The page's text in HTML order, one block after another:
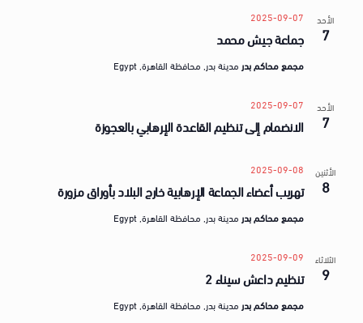
الأحد
7 جماعة جيش محمد
2025-09-07
مجمع محاكم بدر مدينة بدر, محافظة القاهرة, Egypt
الأحد
7 الانضمام إلى تنظيم القاعدة الإرهابي بالعجوزة
2025-09-07
الأثنين
8 تهريب أعضاء الجماعة الإرهابية خارج البلاد بأوراق مزورة
2025-09-08
مجمع محاكم بدر مدينة بدر, محافظة القاهرة, Egypt
الثلاثاء
9 تنظيم داعش سيناء 2
2025-09-09
مجمع محاكم بدر مدينة بدر, محافظة القاهرة, Egypt